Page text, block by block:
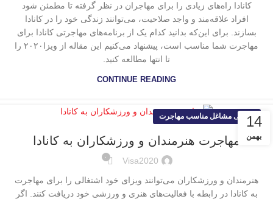
کانادا راه‌های زیادی را برای مهاجران در نظر گرفته تا مطمئن شود
افراد علاقه‌مند و واجد صلاحیت، می‌توانند زندگی خود را در کانادا
بسازند. برای این‌که بدانید کدام یک از برنامه‌های مهاجرتی کانادا برای
مهاجرت شما مناسب است، پیشنهاد می‌کنیم این مقاله از ویزا۲۰۲۰ را
تا انتها مطالعه کنید.
CONTINUE READING
14
بهمن
معرفی مشاغل مناسب مهاجرت
مهاجرت هنرمندان و ورزشکاران به کانادا
Visa2020 ۰
هنرمندان و ورزشکاران می‌توانند ویزای خود اشتغالی را برای مهاجرت
به کانادا در رابطه با فعالیت‌های هنری و ورزشی خود دریافت کنند. اگر